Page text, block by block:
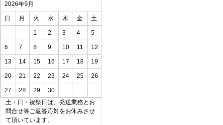
2026年9月
日 月 火 水 木 金 土
1 2 3 4 5
6 7 8 9 10 11 12
13 14 15 16 17 18 19
20 21 22 23 24 25 26
27 28 29
30
土・日・祝祭日は、発送業務とお
問合せ等ご返答応対をお休みさせ
て頂いています。